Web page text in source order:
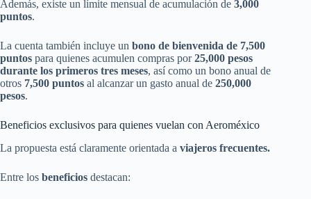
Además, existe un límite mensual de acumulación de 3,000
puntos.
La cuenta también incluye un bono de bienvenida de 7,500
puntos para quienes acumulen compras por25,000 pesos
durante los primeros tres meses, así como un bono anual de
otros 7,500 puntos al alcanzar un gasto anual de 250,000
pesos.
Beneficios exclusivos para quienes vuelan con Aeroméxico
La propuesta está claramente orientada a viajeros frecuentes.
Entre los beneficios destacan: